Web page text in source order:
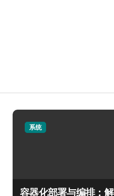
系统
容器化部署与编排：解